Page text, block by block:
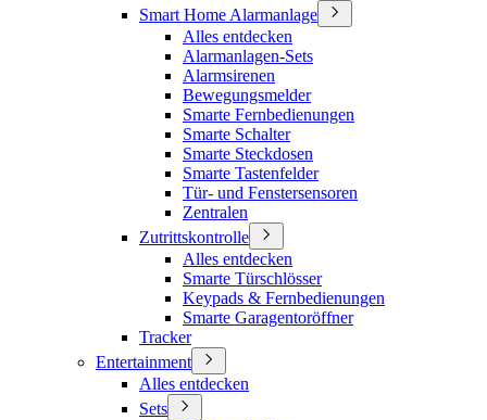
Smart Home Alarmanlage
Alles entdecken
Alarmanlagen-Sets
Alarmsirenen
Bewegungsmelder
Smarte Fernbedienungen
Smarte Schalter
Smarte Steckdosen
Smarte Tastenfelder
Tür- und Fenstersensoren
Zentralen
Zutrittskontrolle
Alles entdecken
Smarte Türschlösser
Keypads & Fernbedienungen
Smarte Garagentoröffner
Tracker
Entertainment
Alles entdecken
Sets